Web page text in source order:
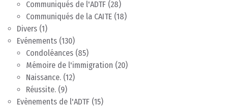
Communiqués de l'ADTF (28)
Communiqués de la CAITE (18)
Divers (1)
Evénements (130)
Condoléances (85)
Mémoire de l'immigration (20)
Naissance. (12)
Réussite. (9)
Evènements de l'ADTF (15)